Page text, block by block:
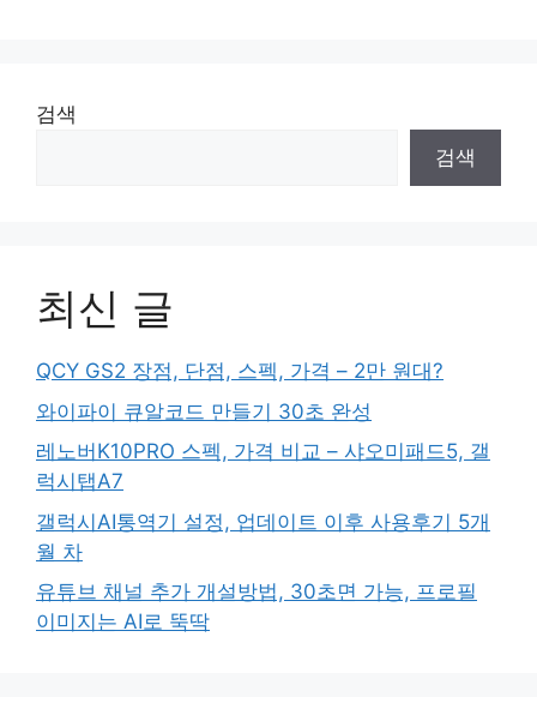
검색
검색
최신 글
QCY GS2 장점, 단점, 스펙, 가격 – 2만 원대?
와이파이 큐알코드 만들기 30초 완성
레노버K10PRO 스펙, 가격 비교 – 샤오미패드5, 갤
럭시탭A7
갤럭시AI통역기 설정, 업데이트 이후 사용후기 5개
월 차
유튜브 채널 추가 개설방법, 30초면 가능, 프로필
이미지는 AI로 뚝딱